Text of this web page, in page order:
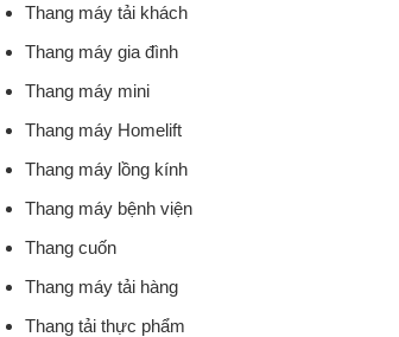
Thang máy tải khách
Thang máy gia đình
Thang máy mini
Thang máy Homelift
Thang máy lồng kính
Thang máy bệnh viện
Thang cuốn
Thang máy tải hàng
Thang tải thực phẩm